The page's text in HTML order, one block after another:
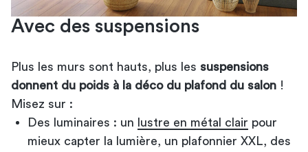
Avec des suspensions
Plus les murs sont hauts, plus les suspensions
donnent du poids à la déco du plafond du salon !
Misez sur :
Des luminaires : un
lustre en métal clair pour
mieux capter la lumière, un plafonnier XXL, des